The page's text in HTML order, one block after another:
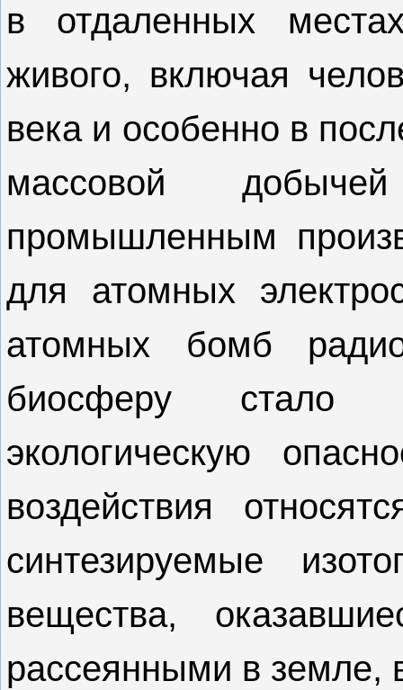
в отдаленных
живого, включая
века и особенно в
массовой
промышленным
для атомных
атомных бомб
биосферу стало
экологическую
воздействия
синтезируемые
вещества,
рассеянными в земле,